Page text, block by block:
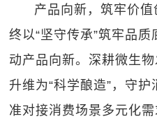
产品向新，筑牢价
终以“坚守传承”筑牢品质
动产品向新。深耕微生
升维为“科学酿造”，守
准对接消费场景多元化